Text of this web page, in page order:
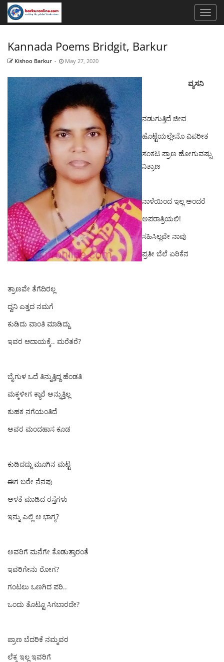
Kannada Poems Bridgit, Barkur
Kishoo Barkur - May 27, 2020
ವ್ಯಸನಿ
ನಡುಗುತ್ತಿದೆ ಜೀವ
ಹೊಟ್ಟೆಯಲ್ಲೇನೊ ವಿಪರೀತ
‌ಸಂಕಟ ಪ್ರಾಣ‌ ಹೋಗುವಷ್ಟು
ನಿತ್ರಾಣ
ನಾಳೆಯಿಂದ ಇಲ್ಲ‌ ಅಂದರೆ
ಅಪರಾತ್ರಿಯಲಿ!
ಸಹಿಸಿಲ್ಲವೇ ನಾವು
ಪ್ರತೀ ಬೆಲೆ ಏರಿಕೆನ
ತ್ರಾಣವೇ ತೆಗೆದಿರಲ್ಲ
ದ್ವನಿ ಎತ್ತದ‌ ನಮಗೆ
ಕುಡಿದು ವಾಂತಿ ಮಾಡಿದ್ದು
ಇವರ ‌ಆದಾಯಕ್ಕೆ.. ಮರೆತರೆ?
ಬೈಗುಳ ಒದೆ ತಿನ್ನುತ್ತಿದ್ದ ಹೆಂಡತಿ
ಮಕ್ಕಳೀಗ ಕ್ಯಾರೆ ಅನ್ನುತ್ತಿಲ್ಲ
ಕುಹಕ ನಗೆಯಂತಿದೆ
ಅವರ ಮಂದಹಾಸ ಕೂಡ
ಕುಡಿದದ್ದು ಮೂಗಿನ ಮಟ್ಟ
ಈಗ‌ ಬರೇ ನೆನಪು
ಅಳತೆ ಮಾಡಿದ ರಸ್ತೆಗಳು
ಇನ್ನು ಎಲ್ಲಿ ಆ ಭಾಗ್ಯ?
ಅವರಿಗೆ ಮನೆಗೇ ಕೊಡುತ್ತಾರಂತೆ
ಇವರಿಗೇನು ರೋಗ?
ಗಂಟಲು ಒಣಗಿದ ಪರಿ..
ಒಂದು ತೊಟ್ಟೂ ಸಿಗಬಾರದೇ?
ಪ್ರಾಣ ಬೆದರಿಕೆ ನಮ್ಮವರ
ಲೆಕ್ಕ ಇಲ್ಲ ಇವರಿಗೆ